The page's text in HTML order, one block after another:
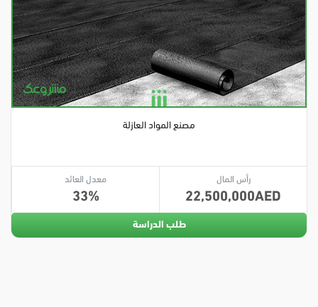
مصنع المواد العازلة
رأس المال
22,500,000
معدل العائد
33
طلب الدراسة